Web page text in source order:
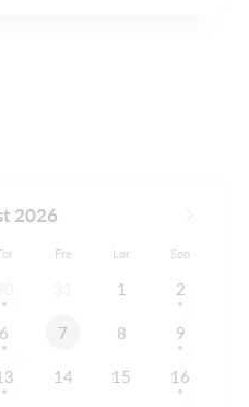
2026
Fre Lør Søn
1 2
6 7 8 9
14 15 16